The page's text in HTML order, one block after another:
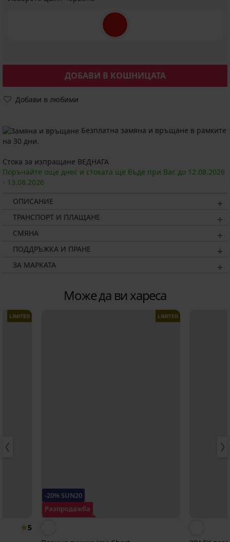
ДОБАВИ В КОШНИЦАТА
Добави в любими
Безплатна замяна и връщане в рамките
на 30 дни.
Стока за изпращане ВЕДНАГА
Поръчайте още днес и стоката ще бъде при Вас до 12.08.2026
- 13.08.2026
ОПИСАНИЕ
ТРАНСПОРТ И ПЛАЩАНЕ
СМЯНА
ПОДДРЪЖКА И ПРАНЕ
ЗА МАРКАТА
Може да ви хареса
LIMITED
5
-20% SUN20
Разпродажба
LIMITED